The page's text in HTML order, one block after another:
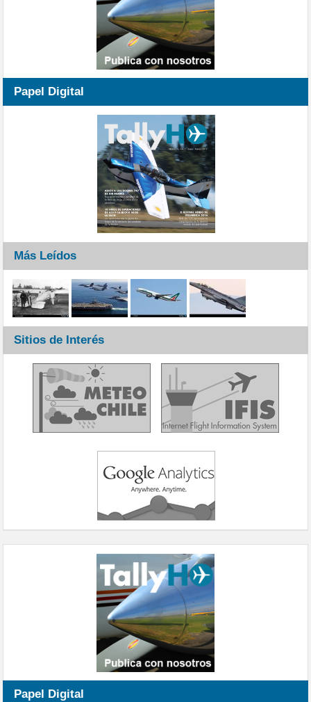
Papel Digital
Más Leídos
Sitios de Interés
Papel Digital